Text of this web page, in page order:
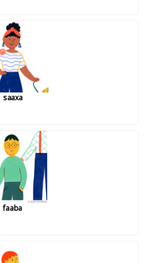
saaxa
faaba